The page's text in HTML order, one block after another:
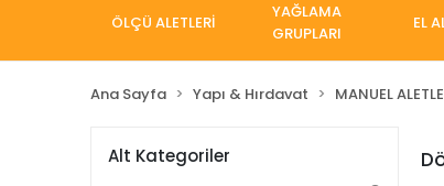
ÖLÇÜ ALETLERİ
YAĞLAMA
GRUPLARI
EL
Ana Sayfa Yapı & Hırdavat MANUEL
Alt Kategoriler